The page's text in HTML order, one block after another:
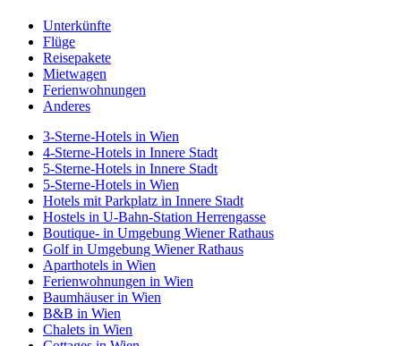
Unterkünfte
Flüge
Reisepakete
Mietwagen
Ferienwohnungen
Anderes
3-Sterne-Hotels in Wien
4-Sterne-Hotels in Innere Stadt
5-Sterne-Hotels in Innere Stadt
5-Sterne-Hotels in Wien
Hotels mit Parkplatz in Innere Stadt
Hostels in U-Bahn-Station Herrengasse
Boutique- in Umgebung Wiener Rathaus
Golf in Umgebung Wiener Rathaus
Aparthotels in Wien
Ferienwohnungen in Wien
Baumhäuser in Wien
B&B in Wien
Chalets in Wien